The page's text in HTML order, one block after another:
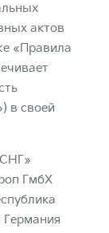
актов
«Правила
в своей
ГмбХ
Германия